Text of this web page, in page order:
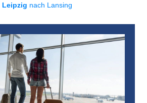
Leipzig nach Lansing